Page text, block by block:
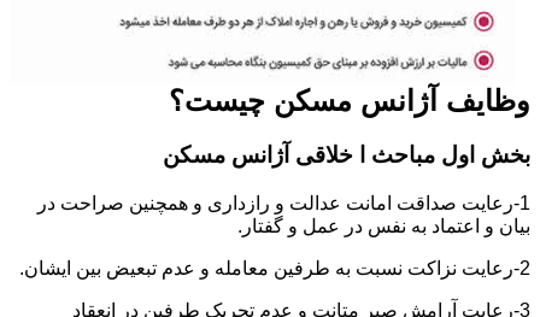
وظایف آژانس مسکن چیست؟
بخش اول مباحث ا خلاقی آژانس مسکن
1-رعایت صداقت امانت عدالت و رازداری و همچنین صراحت در
بیان و اعتماد به نفس در عمل و گفتار.
2-رعایت نزاکت نسبت به طرفین معامله و عدم تبعیض بین ایشان.
3-رعایت آرامش صبر متانت و عدم تحریک طرفین در انعقاد